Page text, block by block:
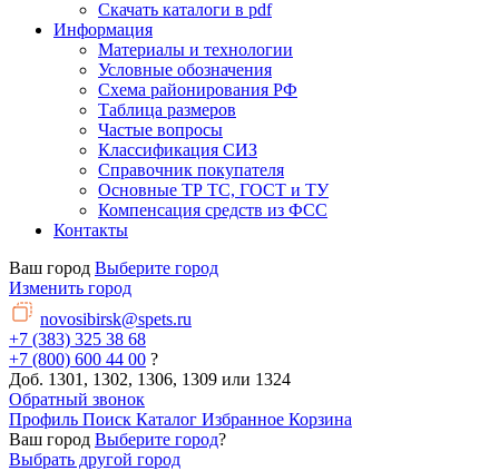
Скачать каталоги в pdf
Информация
Материалы и технологии
Условные обозначения
Схема районирования РФ
Таблица размеров
Частые вопросы
Классификация СИЗ
Справочник покупателя
Основные ТР ТС, ГОСТ и ТУ
Компенсация средств из ФСС
Контакты
Ваш город Выберите город
Изменить город
novosibirsk@spets.ru
+7 (383) 325 38 68
+7 (800) 600 44 00 ?
Доб. 1301, 1302, 1306, 1309 или 1324
Обратный звонок
Профиль Поиск Каталог Избранное Корзина
Ваш город Выберите город?
Выбрать другой город